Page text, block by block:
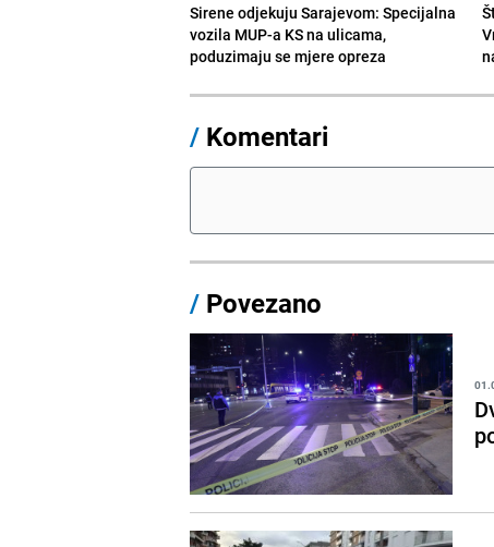
Sirene odjekuju Sarajevom: Specijalna
vozila MUP-a KS na ulicama,
poduzimaju se mjere opreza
/ Komentari
/ Povezano